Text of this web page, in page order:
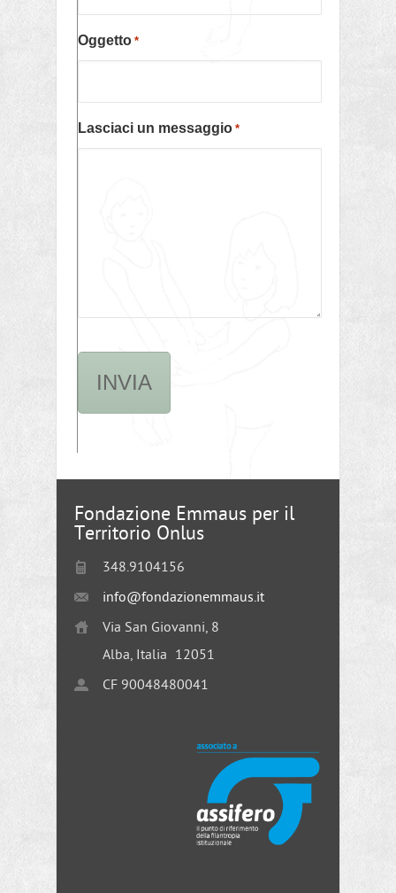
Oggetto *
Lasciaci un messaggio *
Fondazione Emmaus per il
Territorio Onlus
348.9104156
info@fondazionemmaus.it
Via San Giovanni, 8
Alba, Italia 12051
CF 90048480041